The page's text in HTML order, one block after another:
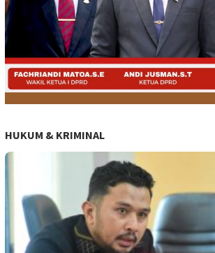
HUKUM & KRIMINAL